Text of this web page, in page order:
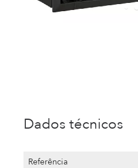
Dados técnicos
Referência